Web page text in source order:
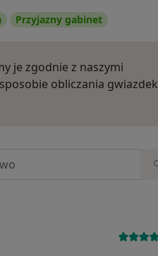
Przyjazny gabinet
je zgodnie z naszymi
obliczania gwiazdek